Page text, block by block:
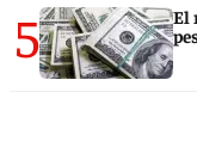
5
El